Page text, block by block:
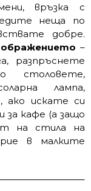
връзка с
неща по
добре.
–
разпръснете
столовете,
лампа,
ако искате си
за кафе (а защо
на стила на
в малките